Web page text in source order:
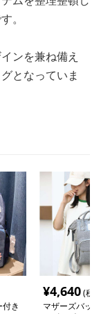
。
ンを兼ね備え
となっていま
き
¥4,640(税
マザーズバッ